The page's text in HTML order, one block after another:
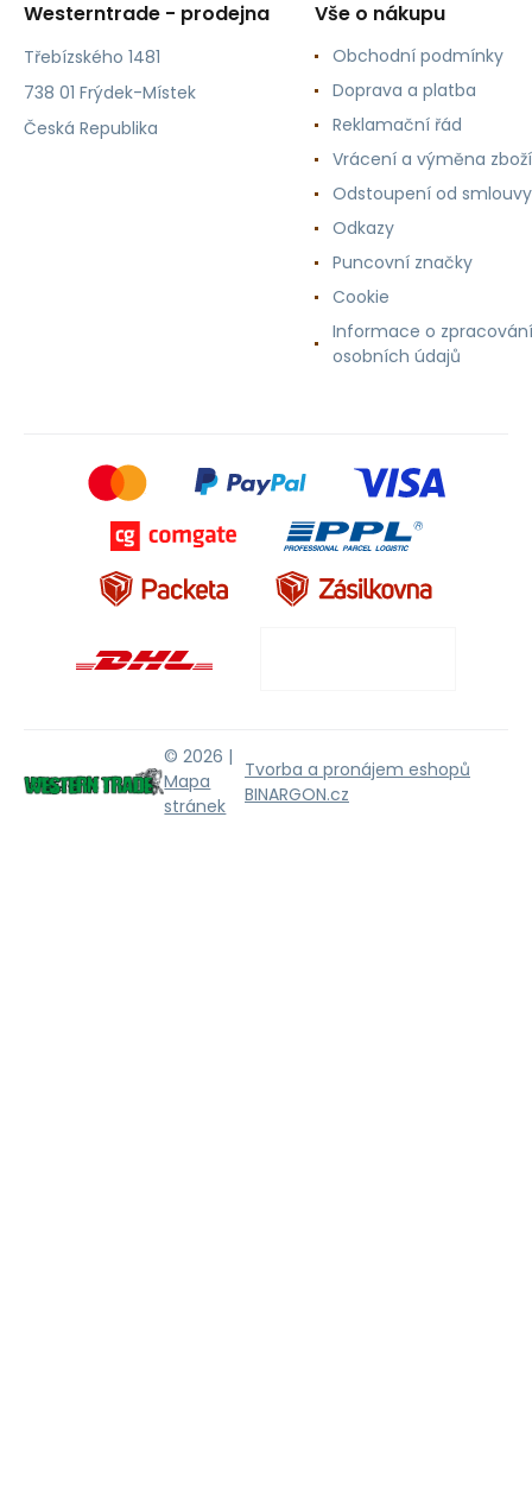
Westerntrade - prodejna
Třebízského 1481
738 01 Frýdek-Místek
Česká Republika
Vše o nákupu
Obchodní podmínky
Doprava a platba
Reklamační řád
Vrácení a výměna zboží
Odstoupení od smlouvy
Odkazy
Puncovní značky
Cookie
Informace o zpracování
osobních údajů
© 2026 |
Mapa
stránek
Tvorba a pronájem eshopů
BINARGON.cz